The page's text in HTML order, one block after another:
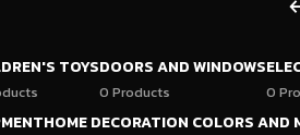
TOYSDOORS AND WINDOWS
0 Products 0
HOME DECORATION COLORS AND